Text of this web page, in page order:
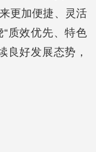
更加便捷、灵活
质效优先、特色
良好发展态势，